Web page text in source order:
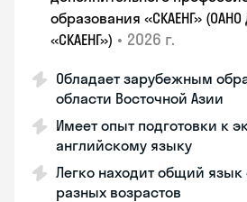
образования «СКАЕНГ» (ОАНО
«СКАЕНГ») • 2026 г.
Обладает зарубежным
области Восточной Азии
Имеет опыт подготовки к
английскому языку
Легко находит общий
разных возрастов